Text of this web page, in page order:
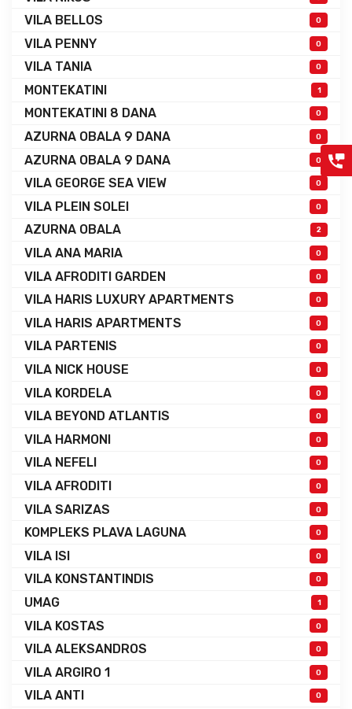
VILA BELLOS 0
VILA PENNY 0
VILA TANIA 0
MONTEKATINI 1
MONTEKATINI 8 DANA 0
AZURNA OBALA 9 DANA 0
AZURNA OBALA 9 DANA 0
VILA GEORGE SEA VIEW 0
VILA PLEIN SOLEI 0
AZURNA OBALA 2
VILA ANA MARIA 0
VILA AFRODITI GARDEN 0
VILA HARIS LUXURY APARTMENTS 0
VILA HARIS APARTMENTS 0
VILA PARTENIS 0
VILA NICK HOUSE 0
VILA KORDELA 0
VILA BEYOND ATLANTIS 0
VILA HARMONI 0
VILA NEFELI 0
VILA AFRODITI 0
VILA SARIZAS 0
KOMPLEKS PLAVA LAGUNA 0
VILA ISI 0
VILA KONSTANTINDIS 0
UMAG 1
VILA KOSTAS 0
VILA ALEKSANDROS 0
VILA ARGIRO 1 0
VILA ANTI 0